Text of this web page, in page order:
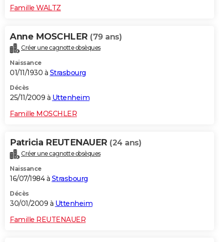
Famille WALTZ
Anne MOSCHLER (79 ans)
Créer une cagnotte obsèques
Naissance
01/11/1930 à Strasbourg
Décès
25/11/2009 à Uttenheim
Famille MOSCHLER
Patricia REUTENAUER (24 ans)
Créer une cagnotte obsèques
Naissance
16/07/1984 à Strasbourg
Décès
30/01/2009 à Uttenheim
Famille REUTENAUER